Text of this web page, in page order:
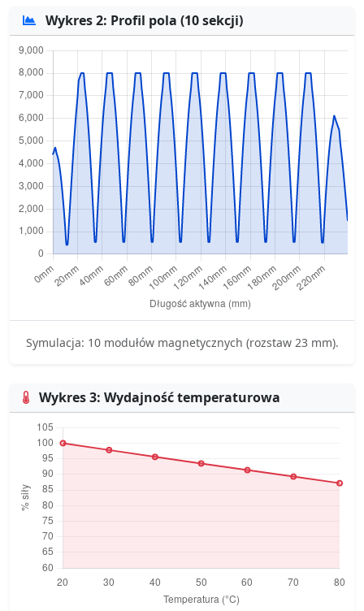
Wykres 2: Profil pola (10 sekcji)
Symulacja: 10 modułów magnetycznych (rozstaw 23 mm).
Wykres 3: Wydajność temperaturowa